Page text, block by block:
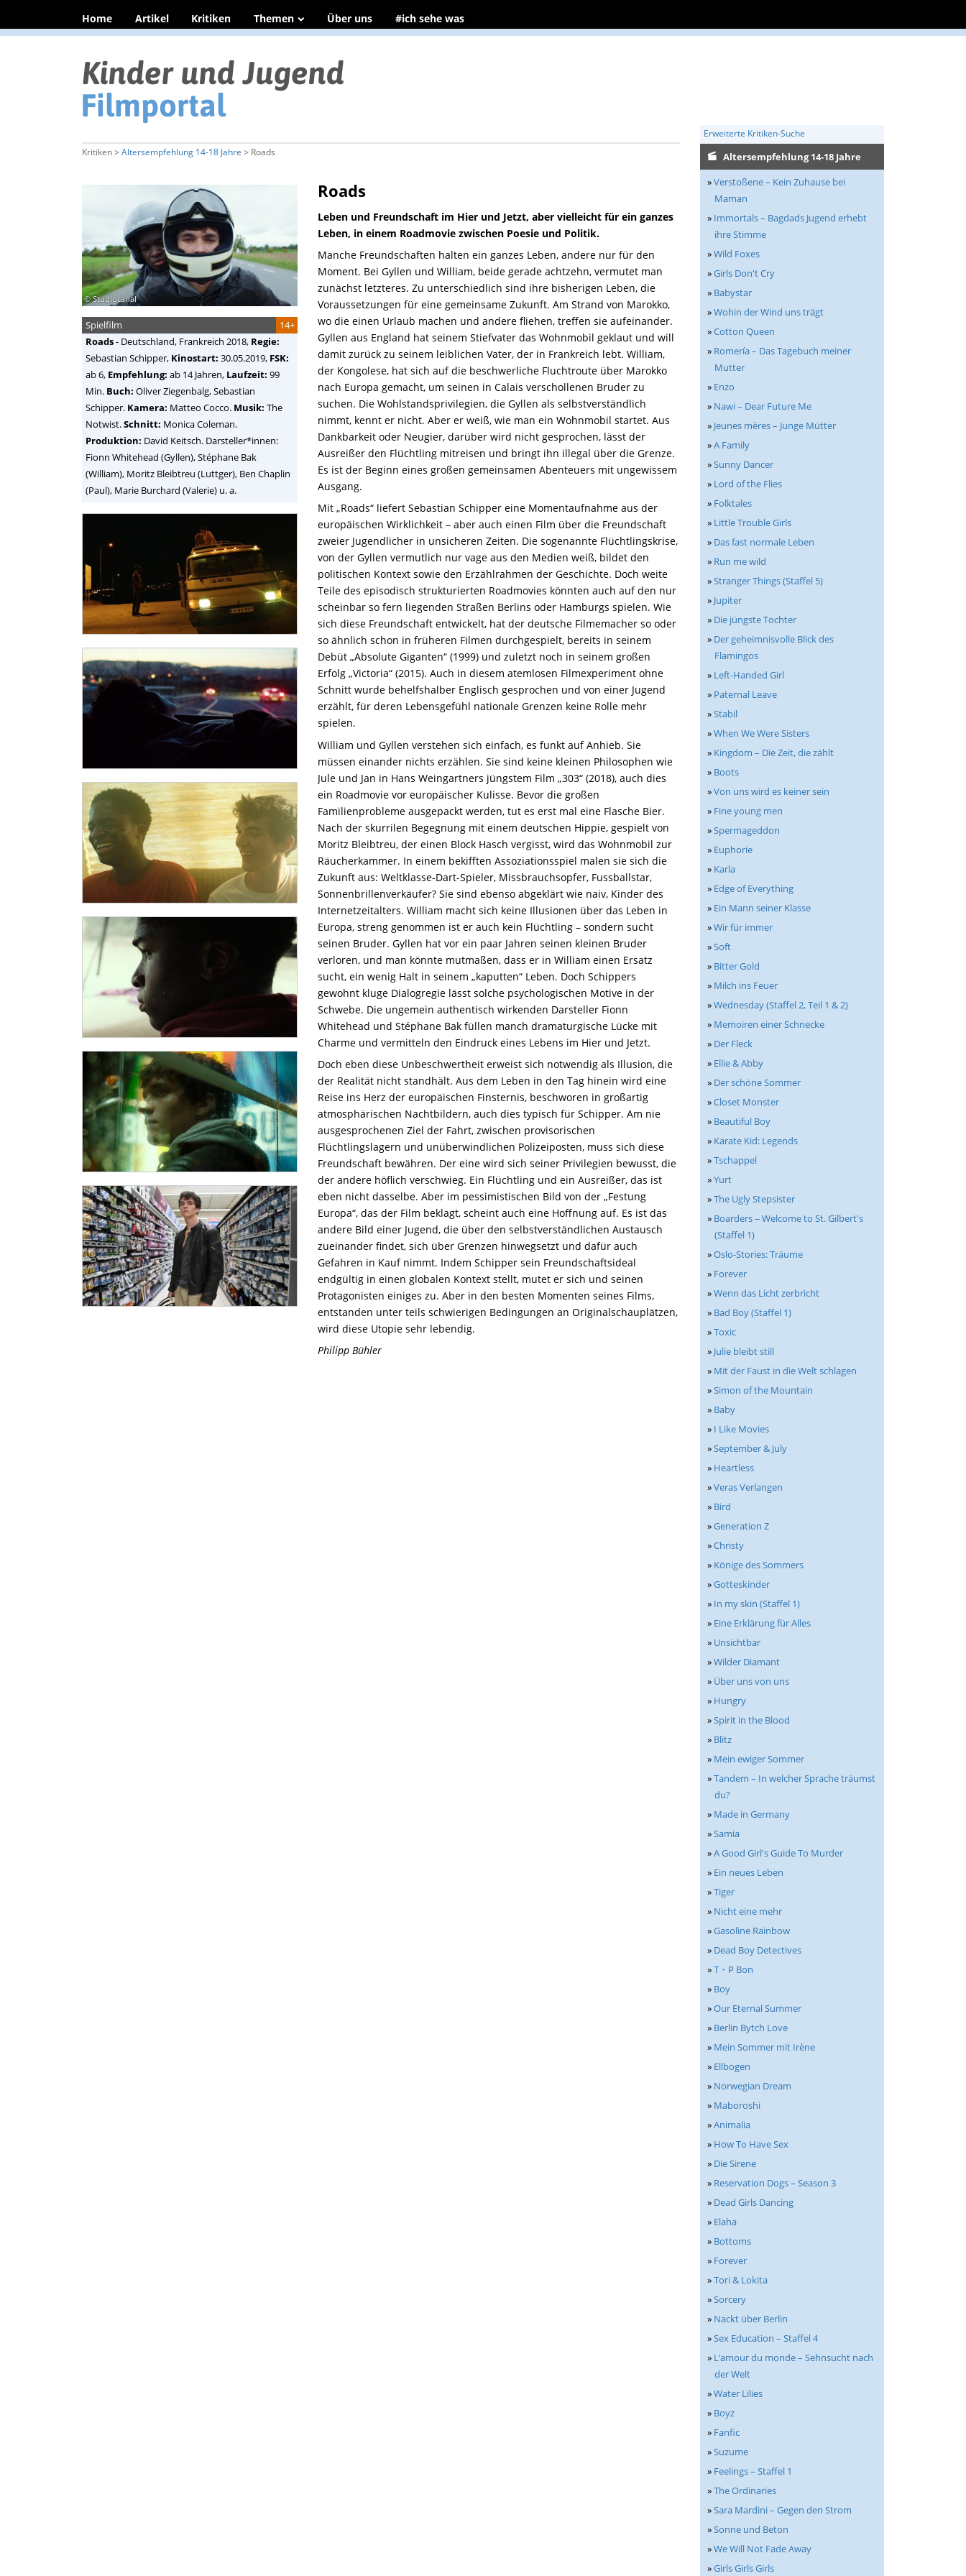
Home Artikel Kritiken Themen Über uns #ich sehe was
Erweiterte Kritiken-Suche
Kritiken > Altersempfehlung 14-18 Jahre > Roads
Roads
Leben und Freundschaft im Hier und Jetzt, aber vielleicht für ein ganzes
Leben, in einem Roadmovie zwischen Poesie und Politik.
Manche Freundschaften halten ein ganzes Leben, andere nur für den
Moment. Bei Gyllen und William, beide gerade achtzehn, vermutet man
zunächst letzteres. Zu unterschiedlich sind ihre bisherigen Leben, die
Voraussetzungen für eine gemeinsame Zukunft. Am Strand von Marokko,
wo die einen Urlaub machen und andere fliehen, treffen sie aufeinander.
Gyllen aus England hat seinem Stiefvater das Wohnmobil geklaut und will
damit zurück zu seinem leiblichen Vater, der in Frankreich lebt. William,
der Kongolese, hat sich auf die beschwerliche Fluchtroute über Marokko
nach Europa gemacht, um seinen in Calais verschollenen Bruder zu
suchen. Die Wohlstandsprivilegien, die Gyllen als selbstverständlich
nimmt, kennt er nicht. Aber er weiß, wie man ein Wohnmobil startet. Aus
Dankbarkeit oder Neugier, darüber wird nicht gesprochen, lässt der
Ausreißer den Flüchtling mitreisen und bringt ihn illegal über die Grenze.
Es ist der Beginn eines großen gemeinsamen Abenteuers mit ungewissem
Ausgang.
Mit „Roads“ liefert Sebastian Schipper eine Momentaufnahme aus der
europäischen Wirklichkeit – aber auch einen Film über die Freundschaft
zweier Jugendlicher in unsicheren Zeiten. Die sogenannte Flüchtlingskrise,
von der Gyllen vermutlich nur vage aus den Medien weiß, bildet den
politischen Kontext sowie den Erzählrahmen der Geschichte. Doch weite
Teile des episodisch strukturierten Roadmovies könnten auch auf den nur
scheinbar so fern liegenden Straßen Berlins oder Hamburgs spielen. Wie
sich diese Freundschaft entwickelt, hat der deutsche Filmemacher so oder
so ähnlich schon in früheren Filmen durchgespielt, bereits in seinem
Debüt „Absolute Giganten“ (1999) und zuletzt noch in seinem großen
Erfolg „Victoria“ (2015). Auch in diesem atemlosen Filmexperiment ohne
Schnitt wurde behelfshalber Englisch gesprochen und von einer Jugend
erzählt, für deren Lebensgefühl nationale Grenzen keine Rolle mehr
spielen.
William und Gyllen verstehen sich einfach, es funkt auf Anhieb. Sie
müssen einander nichts erzählen. Sie sind keine kleinen Philosophen wie
Jule und Jan in Hans Weingartners jüngstem Film „303“ (2018), auch dies
ein Roadmovie vor europäischer Kulisse. Bevor die großen
Familienprobleme ausgepackt werden, tut es erst mal eine Flasche Bier.
Nach der skurrilen Begegnung mit einem deutschen Hippie, gespielt von
Moritz Bleibtreu, der einen Block Hasch vergisst, wird das Wohnmobil zur
Räucherkammer. In einem bekifften Assoziationsspiel malen sie sich die
Zukunft aus: Weltklasse-Dart-Spieler, Missbrauchsopfer, Fussballstar,
Sonnenbrillenverkäufer? Sie sind ebenso abgeklärt wie naiv, Kinder des
Internetzeitalters. William macht sich keine Illusionen über das Leben in
Europa, streng genommen ist er auch kein Flüchtling – sondern sucht
seinen Bruder. Gyllen hat vor ein paar Jahren seinen kleinen Bruder
verloren, und man könnte mutmaßen, dass er in William einen Ersatz
sucht, ein wenig Halt in seinem „kaputten“ Leben. Doch Schippers
gewohnt kluge Dialogregie lässt solche psychologischen Motive in der
Schwebe. Die ungemein authentisch wirkenden Darsteller Fionn
Whitehead und Stéphane Bak füllen manch dramaturgische Lücke mit
Charme und vermitteln den Eindruck eines Lebens im Hier und Jetzt.
Doch eben diese Unbeschwertheit erweist sich notwendig als Illusion, die
der Realität nicht standhält. Aus dem Leben in den Tag hinein wird eine
Reise ins Herz der europäischen Finsternis, beschworen in großartig
atmosphärischen Nachtbildern, auch dies typisch für Schipper. Am nie
ausgesprochenen Ziel der Fahrt, zwischen provisorischen
Flüchtlingslagern und unüberwindlichen Polizeiposten, muss sich diese
Freundschaft bewähren. Der eine wird sich seiner Privilegien bewusst, die
der andere höflich verschwieg. Ein Flüchtling und ein Ausreißer, das ist
eben nicht dasselbe. Aber im pessimistischen Bild von der „Festung
Europa“, das der Film beklagt, scheint auch eine Hoffnung auf. Es ist das
andere Bild einer Jugend, die über den selbstverständlichen Austausch
zueinander findet, sich über Grenzen hinwegsetzt und dafür auch
Gefahren in Kauf nimmt. Indem Schipper sein Freundschaftsideal
endgültig in einen globalen Kontext stellt, mutet er sich und seinen
Protagonisten einiges zu. Aber in den besten Momenten seines Films,
entstanden unter teils schwierigen Bedingungen an Originalschauplätzen,
wird diese Utopie sehr lebendig.
Philipp Bühler
© Studiocanal
14+
Spielfilm
Roads- Deutschland, Frankreich 2018, Regie:
Sebastian Schipper, Kinostart: 30.05.2019, FSK:
ab 6, Empfehlung: ab 14 Jahren, Laufzeit: 99
Min. Buch: Oliver Ziegenbalg, Sebastian
Schipper. Kamera: Matteo Cocco. Musik: The
Notwist.Schnitt: Monica Coleman.
Produktion: David Keitsch. Darsteller*innen:
Fionn Whitehead (Gyllen), Stéphane Bak
(William), Moritz Bleibtreu (Luttger), Ben Chaplin
(Paul), Marie Burchard (Valerie) u. a.
Altersempfehlung 14-18 Jahre
»Verstoßene – Kein Zuhause bei
Maman
» Immortals – Bagdads Jugend erhebt
ihre Stimme
»Wild Foxes
»Girls Don't Cry
» Babystar
»Wohin der Wind uns trägt
»Cotton Queen
» Romería – Das Tagebuch meiner
Mutter
» Enzo
» Nawi – Dear Future Me
» Jeunes mères – Junge Mütter
»A Family
»Sunny Dancer
» Lord of the Flies
» Folktales
» Little Trouble Girls
» Das fast normale Leben
» Run me wild
»Stranger Things (Staffel 5)
» Jupiter
» Die jüngste Tochter
» Der geheimnisvolle Blick des
Flamingos
» Left-Handed Girl
» Paternal Leave
»Stabil
»When We Were Sisters
» Kingdom – Die Zeit, die zählt
» Boots
»Von uns wird es keiner sein
» Fine young men
»Spermageddon
» Euphorie
» Karla
» Edge of Everything
» Ein Mann seiner Klasse
»Wir für immer
»Soft
» Bitter Gold
» Milch ins Feuer
»Wednesday (Staffel 2, Teil 1 & 2)
» Memoiren einer Schnecke
» Der Fleck
» Ellie & Abby
» Der schöne Sommer
»Closet Monster
» Beautiful Boy
» Karate Kid: Legends
»Tschappel
»Yurt
»The Ugly Stepsister
» Boarders ‒ Welcome to St. Gilbert's
(Staffel 1)
»Oslo-Stories: Träume
» Forever
»Wenn das Licht zerbricht
» Bad Boy (Staffel 1)
»Toxic
» Julie bleibt still
» Mit der Faust in die Welt schlagen
»Simon of the Mountain
» Baby
» I Like Movies
»September & July
» Heartless
»Veras Verlangen
» Bird
»Generation Z
»Christy
» Könige des Sommers
»Gotteskinder
» In my skin (Staffel 1)
» Eine Erklärung für Alles
» Unsichtbar
»Wilder Diamant
» Über uns von uns
» Hungry
»Spirit in the Blood
» Blitz
» Mein ewiger Sommer
»Tandem – In welcher Sprache träumst
du?
» Made in Germany
»Samia
»A Good Girl's Guide To Murder
» Ein neues Leben
»Tiger
» Nicht eine mehr
»Gasoline Rainbow
» Dead Boy Detectives
»T・P Bon
» Boy
»Our Eternal Summer
» Berlin Bytch Love
» Mein Sommer mit Irène
» Ellbogen
» Norwegian Dream
» Maboroshi
»Animalia
» How To Have Sex
» Die Sirene
» Reservation Dogs – Season 3
» Dead Girls Dancing
» Elaha
» Bottoms
» Forever
»Tori & Lokita
»Sorcery
» Nackt über Berlin
»Sex Education – Staffel 4
» L‘amour du monde – Sehnsucht nach
der Welt
»Water Lilies
» Boyz
» Fanfic
»Suzume
» Feelings – Staffel 1
»The Ordinaries
»Sara Mardini – Gegen den Strom
»Sonne und Beton
»We Will Not Fade Away
»Girls Girls Girls